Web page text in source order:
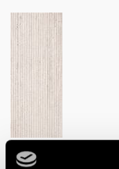
GROOVE BIANCO MATT
50x120